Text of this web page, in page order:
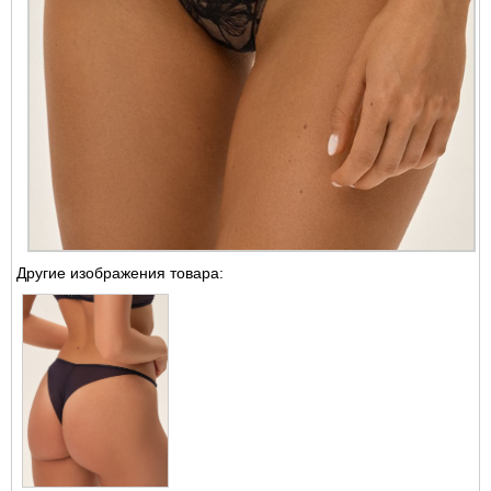
Другие изображения товара: